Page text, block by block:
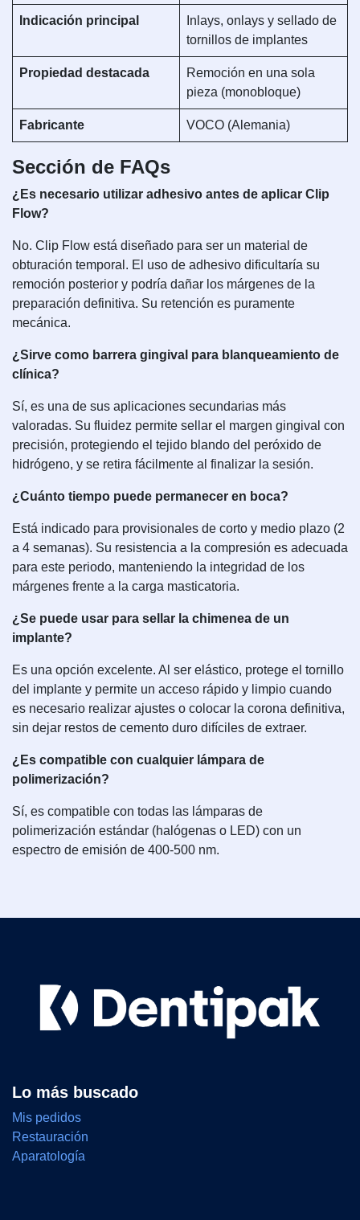
Indicación principal
Inlays, onlays y sellado de
tornillos de implantes
Propiedad destacada
Remoción en una sola
pieza (monobloque)
Fabricante VOCO (Alemania)
Sección de FAQs
¿Es necesario utilizar adhesivo antes de aplicar Clip
Flow?
No. Clip Flow está diseñado para ser un material de
obturación temporal. El uso de adhesivo dificultaría su
remoción posterior y podría dañar los márgenes de la
preparación definitiva. Su retención es puramente
mecánica.
¿Sirve como barrera gingival para blanqueamiento de
clínica?
Sí, es una de sus aplicaciones secundarias más
valoradas. Su fluidez permite sellar el margen gingival con
precisión, protegiendo el tejido blando del peróxido de
hidrógeno, y se retira fácilmente al finalizar la sesión.
¿Cuánto tiempo puede permanecer en boca?
Está indicado para provisionales de corto y medio plazo (2
a 4 semanas). Su resistencia a la compresión es adecuada
para este periodo, manteniendo la integridad de los
márgenes frente a la carga masticatoria.
¿Se puede usar para sellar la chimenea de un
implante?
Es una opción excelente. Al ser elástico, protege el tornillo
del implante y permite un acceso rápido y limpio cuando
es necesario realizar ajustes o colocar la corona definitiva,
sin dejar restos de cemento duro difíciles de extraer.
¿Es compatible con cualquier lámpara de
polimerización?
Sí, es compatible con todas las lámparas de
polimerización estándar (halógenas o LED) con un
espectro de emisión de 400-500 nm.
Lo más buscado
Mis pedidos
Restauración
Aparatología